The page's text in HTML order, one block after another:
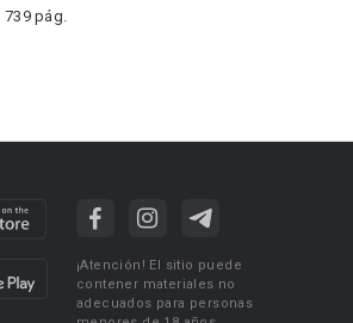
739 pág.
¡Atención! El sitio puede
contener materiales no
adecuados para personas